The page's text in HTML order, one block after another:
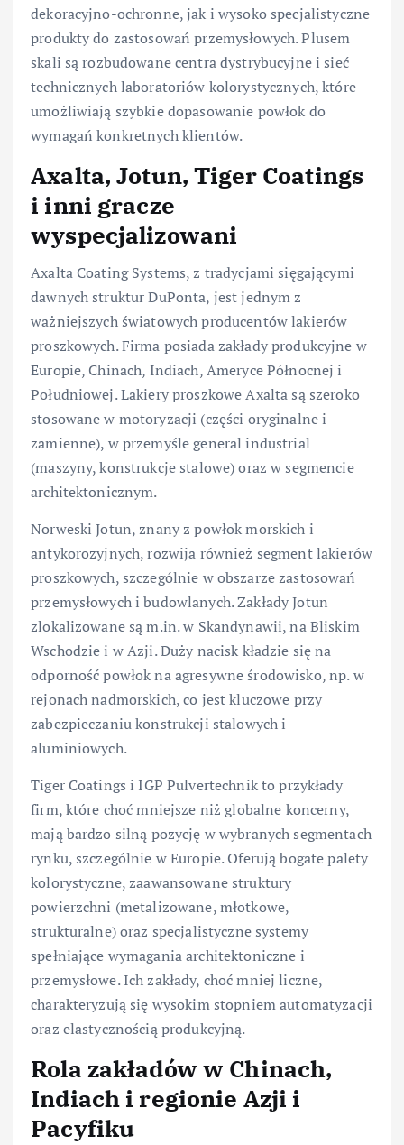
dekoracyjno-ochronne, jak i wysoko specjalistyczne
produkty do zastosowań przemysłowych. Plusem
skali są rozbudowane centra dystrybucyjne i sieć
technicznych laboratoriów kolorystycznych, które
umożliwiają szybkie dopasowanie powłok do
wymagań konkretnych klientów.
Axalta, Jotun, Tiger Coatings
i inni gracze
wyspecjalizowani
Axalta Coating Systems, z tradycjami sięgającymi
dawnych struktur DuPonta, jest jednym z
ważniejszych światowych producentów lakierów
proszkowych. Firma posiada zakłady produkcyjne w
Europie, Chinach, Indiach, Ameryce Północnej i
Południowej. Lakiery proszkowe Axalta są szeroko
stosowane w motoryzacji (części oryginalne i
zamienne), w przemyśle general industrial
(maszyny, konstrukcje stalowe) oraz w segmencie
architektonicznym.
Norweski Jotun, znany z powłok morskich i
antykorozyjnych, rozwija również segment lakierów
proszkowych, szczególnie w obszarze zastosowań
przemysłowych i budowlanych. Zakłady Jotun
zlokalizowane są m.in. w Skandynawii, na Bliskim
Wschodzie i w Azji. Duży nacisk kładzie się na
odporność powłok na agresywne środowisko, np. w
rejonach nadmorskich, co jest kluczowe przy
zabezpieczaniu konstrukcji stalowych i
aluminiowych.
Tiger Coatings i IGP Pulvertechnik to przykłady
firm, które choć mniejsze niż globalne koncerny,
mają bardzo silną pozycję w wybranych segmentach
rynku, szczególnie w Europie. Oferują bogate palety
kolorystyczne, zaawansowane struktury
powierzchni (metalizowane, młotkowe,
strukturalne) oraz specjalistyczne systemy
spełniające wymagania architektoniczne i
przemysłowe. Ich zakłady, choć mniej liczne,
charakteryzują się wysokim stopniem automatyzacji
oraz elastycznością produkcyjną.
Rola zakładów w Chinach,
Indiach i regionie Azji i
Pacyfiku